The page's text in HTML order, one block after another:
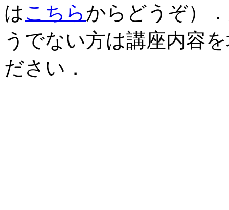
はこちらからどうぞ）
うでない方は講座内容
ださい．